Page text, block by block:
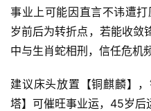
事业上可能因直言不讳遭
岁前后为转折点，若能收敛
中与生肖蛇相刑，信任危机
建议床头放置【铜麒麟】
塔】可催旺事业运，45岁后